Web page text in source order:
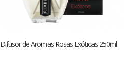
Difusor de Aromas Rosas Exóticas 250ml